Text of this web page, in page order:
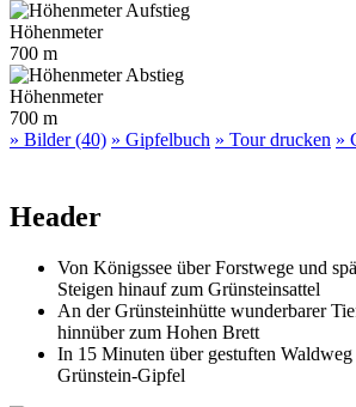
Höhenmeter
700 m
Höhenmeter
700 m
» Bilder (40) » Gipfelbuch » Tour drucken »
Header
Von Königssee über Forstwege und
Steigen hinauf zum Grünsteinsattel
An der Grünsteinhütte wunderbarer
hinnüber zum Hohen Brett
In 15 Minuten über gestuften Waldweg
Grünstein-Gipfel